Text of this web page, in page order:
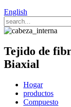
English
Tejido de
Biaxial
Hogar
productos
Compuesto